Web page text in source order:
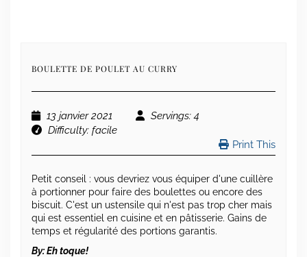
BOULETTE DE POULET AU CURRY
13 janvier 2021 Servings: 4
Difficulty: facile
Print This
Petit conseil : vous devriez vous équiper d'une cuillère
à portionner pour faire des boulettes ou encore des
biscuit. C'est un ustensile qui n'est pas trop cher mais
qui est essentiel en cuisine et en pâtisserie. Gains de
temps et régularité des portions garantis.
By:Eh toque!